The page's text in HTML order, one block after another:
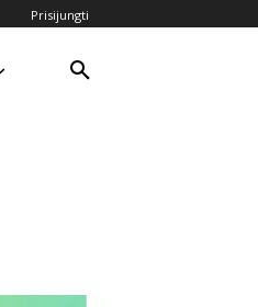
Prisijungti